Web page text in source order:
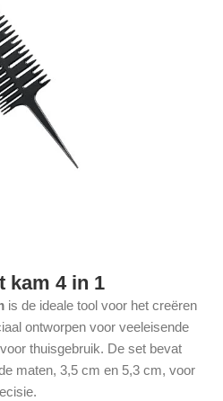
kam 4 in 1
is de ideale tool voor het creëren
ontworpen voor veeleisende
thuisgebruik. De set bevat
maten, 3,5 cm en 5,3 cm, voor